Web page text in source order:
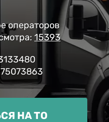
операторов
15393
НА ТО